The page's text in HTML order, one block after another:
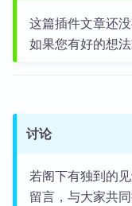
这篇插件文章还
如果您有好的想
讨论
若阁下有独到的
留言，与大家共同